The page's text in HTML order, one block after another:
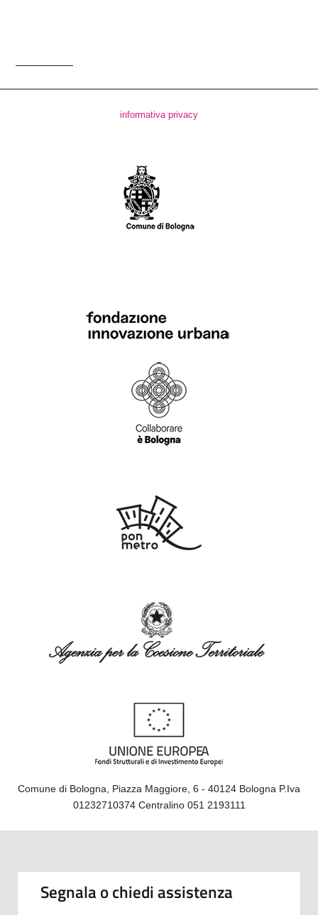
informativa privacy
Comune di Bologna, Piazza Maggiore, 6 - 40124 Bologna P.Iva
01232710374 Centralino 051 2193111
Segnala o chiedi assistenza